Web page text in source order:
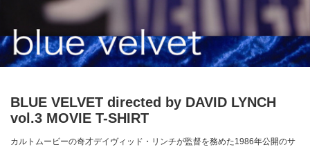
BLUE VELVET directed by DAVID LYNCH
vol.3 MOVIE T-SHIRT
カルトムービーの奇才デイヴィッド・リンチが監督を務めた1986年公開のサ